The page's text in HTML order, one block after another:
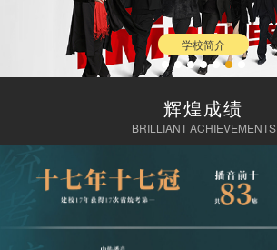
学校简介
辉煌成绩
BRILLIANT ACHIEVEMENTS